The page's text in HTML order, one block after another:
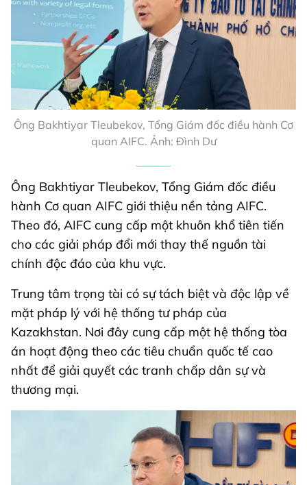
Ông Bakhtiyar Tleubekov, Tổng Giám đốc điều hành Cơ
quan AIFC. Ảnh: Đình Dư
Ông Bakhtiyar Tleubekov, Tổng Giám đốc điều
hành Cơ quan AIFC giới thiệu nền tảng AIFC.
Theo đó, AIFC cung cấp một khuôn khổ tiên tiến
cho các giải pháp đổi mới thay thế nguồn tài
chính độc đáo của khu vực.
Trung tâm trọng tài có sự tách biệt và độc lập về
mặt pháp lý với hệ thống tư pháp của
Kazakhstan. Nơi đây cung cấp một hệ thống tòa
án hoạt động theo các tiêu chuẩn quốc tế cao
nhất để giải quyết các tranh chấp dân sự và
thương mại.